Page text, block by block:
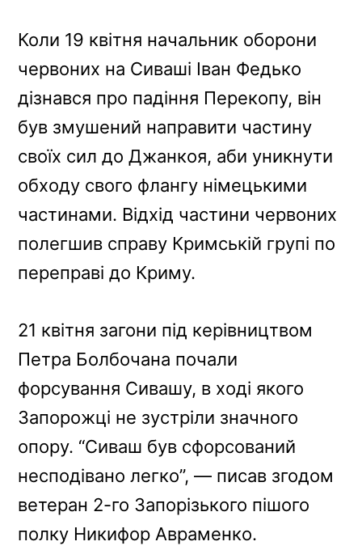
Коли 19 квітня начальник оборони
червоних на Сиваші Іван Федько
дізнався про падіння Перекопу, він
був змушений направити частину
своїх сил до Джанкоя, аби уникнути
обходу свого флангу німецькими
частинами. Відхід частини червоних
полегшив справу Кримській групі по
переправі до Криму.
21 квітня загони під керівництвом
Петра Болбочана почали
форсування Сивашу, в ході якого
Запорожці не зустріли значного
опору. “Сиваш був сфорсований
несподівано легко”, — писав згодом
ветеран 2-го Запорізького пішого
полку Никифор Авраменко.